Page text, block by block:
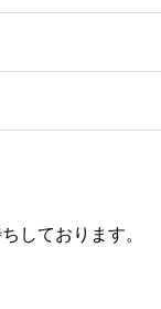
しております。